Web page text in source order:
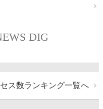
DIG
ス数ランキング一覧へ